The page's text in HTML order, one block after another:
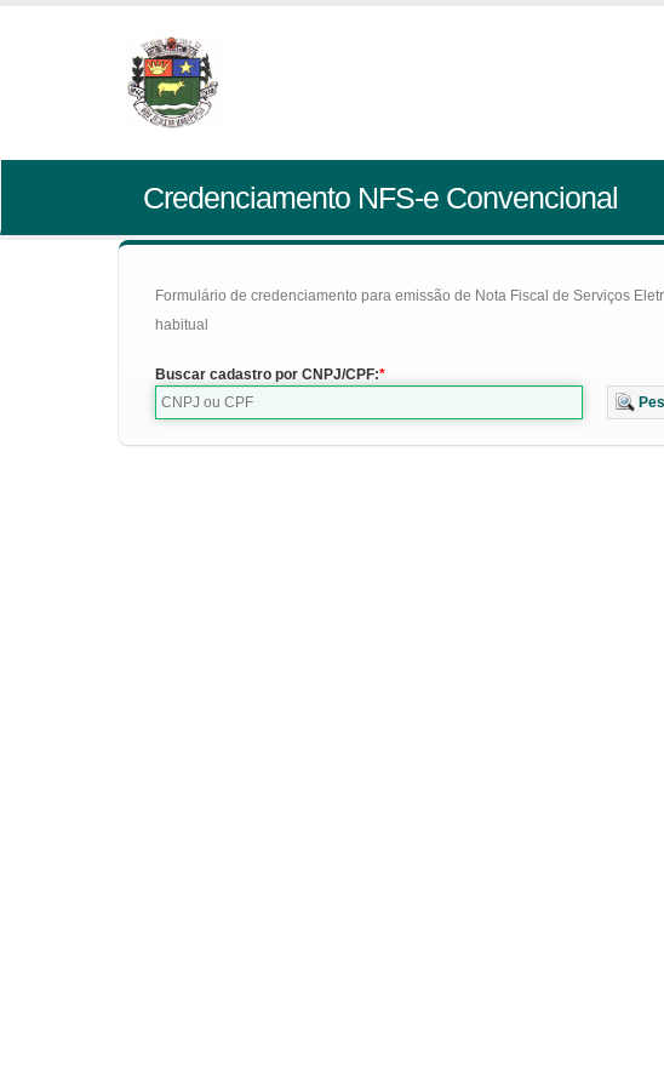
Credenciamento NFS-e Convencional
Formulário de credenciamento para emissão de Nota Fiscal de Serviços
habitual
Buscar cadastro por CNPJ/CPF: